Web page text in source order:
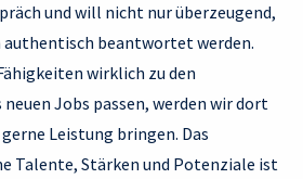
und will nicht nur überzeugend,
authentisch beantwortet werden.
wirklich zu den
Jobs passen, werden wir dort
Leistung bringen. Das
Talente, Stärken und Potenziale ist